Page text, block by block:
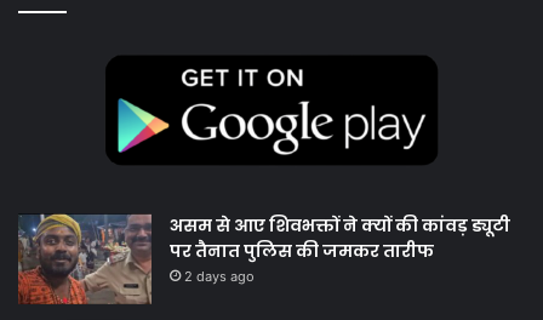
असम से आए शिवभक्तों ने क्यों की कांवड़ ड्यूटी
पर तैनात पुलिस की जमकर तारीफ
2 days ago